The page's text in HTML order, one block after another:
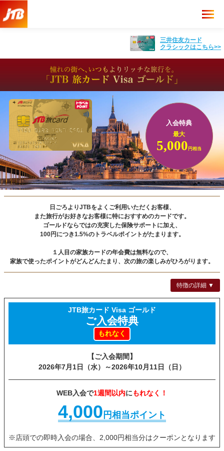
三井住友カード
クラシックはこちら>>
入会特典
最大
5,000 円相当
日ごろよりJTBをよくご利用いただくお客様、
また旅行がお好きなお客様に特におすすめのカードです。
ゴールドならではの充実した保険サポートに加え、
100円につき1.5%のトラベルポイントがたまります。
１人目の家族カードの年会費は無料なので、
家族で使ったポイントがどんどんたまり、 次の旅の楽しみがひろがります。
特徴の詳細 ▼
JTB旅カード Visa ゴールド
ご入会特典
もれなく
【ご入会期間】
2026年7月1日（水）～2026年10月11日（日）
WEB入会で1週間以内にもれなく！
4,000 円相当ポイント
※店頭での即時入会の場合、 2,000円相当分はクーポンとなります